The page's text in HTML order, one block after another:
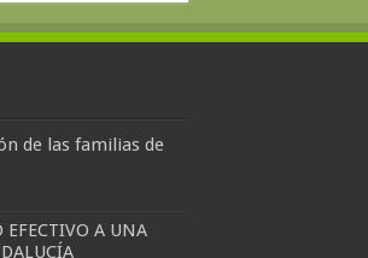
de las familias de
EFECTIVO A UNA